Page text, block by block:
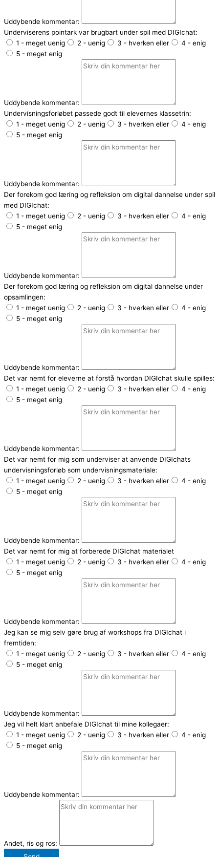
Uddybende kommentar:
Underviserens pointark var brugbart under spil med DIGIchat:
1 - meget uenig
2 - uenig 3 - hverken eller
4 - enig
5 - meget enig
Uddybende kommentar:
Undervisningsforløbet passede godt til elevernes klassetrin:
1 - meget uenig
2 - uenig 3 - hverken eller
4 - enig
5 - meget enig
Uddybende kommentar:
Der forekom god læring og refleksion om digital dannelse under spil
med DIGIchat:
1 - meget uenig
2 - uenig 3 - hverken eller
4 - enig
5 - meget enig
Uddybende kommentar:
Der forekom god læring og refleksion om digital dannelse under
opsamlingen:
1 - meget uenig
2 - uenig 3 - hverken eller
4 - enig
5 - meget enig
Uddybende kommentar:
Det var nemt for eleverne at forstå hvordan DIGIchat skulle spilles:
1 - meget uenig
2 - uenig 3 - hverken eller
4 - enig
5 - meget enig
Uddybende kommentar:
Det var nemt for mig som underviser at anvende DIGIchats
undervisningsforløb som undervisningsmateriale:
1 - meget uenig
2 - uenig 3 - hverken eller
4 - enig
5 - meget enig
Uddybende kommentar:
Det var nemt for mig at forberede DIGIchat materialet
1 - meget uenig
2 - uenig 3 - hverken eller
4 - enig
5 - meget enig
Uddybende kommentar:
Jeg kan se mig selv gøre brug af workshops fra DIGIchat i
fremtiden:
1 - meget uenig
2 - uenig 3 - hverken eller
4 - enig
5 - meget enig
Uddybende kommentar:
Jeg vil helt klart anbefale DIGIchat til mine kollegaer:
1 - meget uenig
2 - uenig 3 - hverken eller
4 - enig
5 - meget enig
Uddybende kommentar:
Andet, ris og ros: